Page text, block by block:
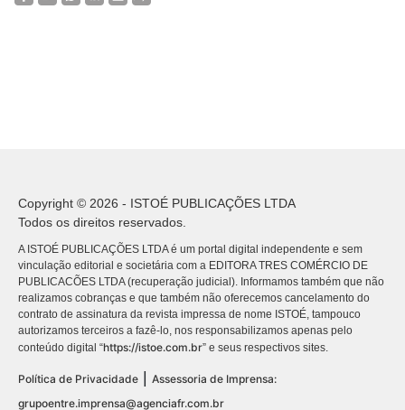
Copyright © 2026 - ISTOÉ PUBLICAÇÕES LTDA
Todos os direitos reservados.
A ISTOÉ PUBLICAÇÕES LTDA é um portal digital independente e sem
vinculação editorial e societária com a EDITORA TRES COMÉRCIO DE
PUBLICACÕES LTDA (recuperação judicial). Informamos também que não
realizamos cobranças e que também não oferecemos cancelamento do
contrato de assinatura da revista impressa de nome ISTOÉ, tampouco
autorizamos terceiros a fazê-lo, nos responsabilizamos apenas pelo
conteúdo digital “https://istoe.com.br” e seus respectivos sites.
Política de Privacidade
Assessoria de Imprensa:
grupoentre.imprensa@agenciafr.com.br